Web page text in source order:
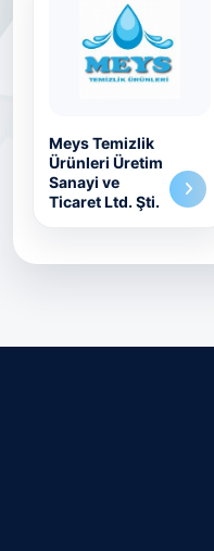
Meys Temizlik
Ürünleri Üretim
Sanayi ve
Ticaret Ltd. Şti.